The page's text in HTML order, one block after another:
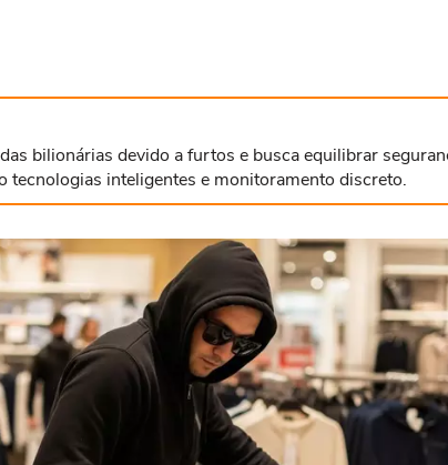
bilionárias devido a furtos e busca equilibrar
tecnologias inteligentes e monitoramento discreto.